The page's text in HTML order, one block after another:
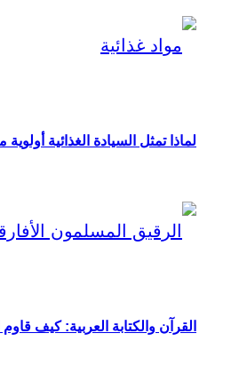
لماذا تمثل السيادة الغذائية أولوية
القرآن والكتابة العربية: كيف